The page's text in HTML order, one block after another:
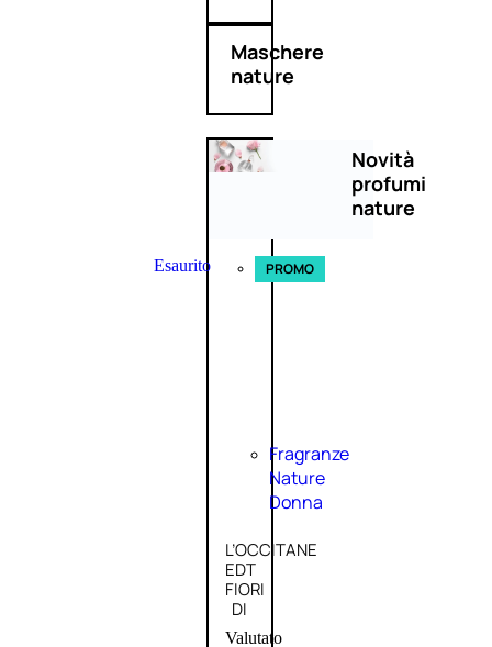
Maschere
nature
Novità
profumi
nature
Esaurito PROMO
Fragranze
Nature
Donna
L’OCCITANE
EDT
FIORI
DI
Valutato